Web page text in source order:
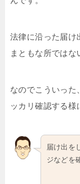
法律に沿った届け
まともな所ではな
なのでこういった
ッカリ確認する様
届け出を
ジなどを